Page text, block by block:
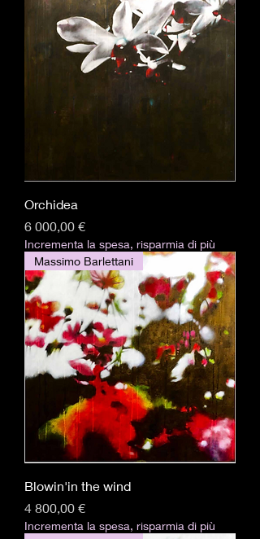
Orchidea
Pris
6 000,00 €
Incrementa la spesa, risparmia di più
Massimo Barlettani
Blowin'in the wind
Pris
4 800,00 €
Incrementa la spesa, risparmia di più